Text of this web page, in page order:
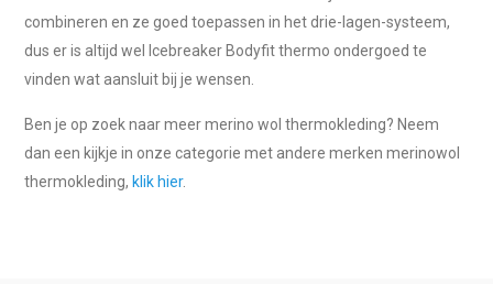
combineren en ze goed toepassen in het drie-lagen-systeem,
dus er is altijd wel Icebreaker Bodyfit thermo ondergoed te
vinden wat aansluit bij je wensen.
Ben je op zoek naar meer merino wol thermokleding? Neem
dan een kijkje in onze categorie met andere merken merinowol
thermokleding, klik hier.